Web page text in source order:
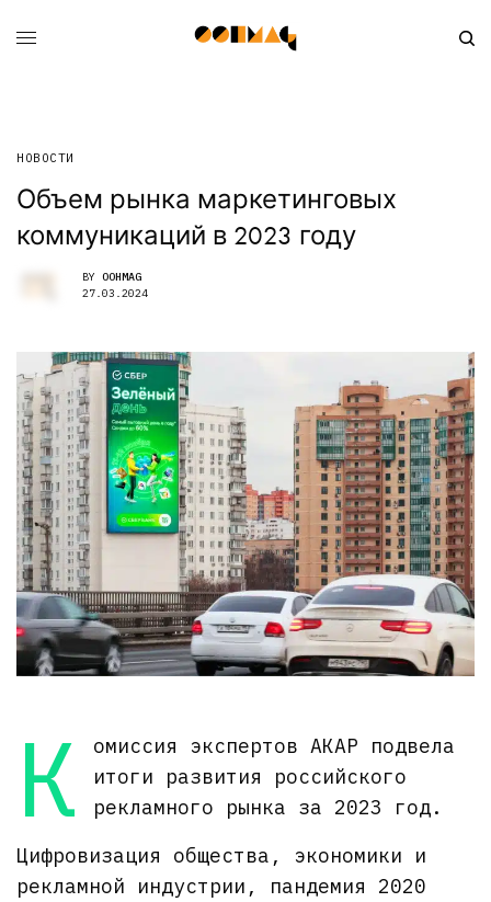
НОВОСТИ
Объем рынка маркетинговых
коммуникаций в 2023 году
BY OOHMAG
27.03.2024
К
омиссия экспертов АКАР подвела
итоги развития российского
рекламного рынка за 2023 год.
Цифровизация общества, экономики и
рекламной индустрии, пандемия 2020